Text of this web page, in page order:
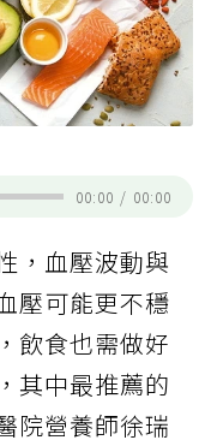
00:00 / 00:00
，血壓波動與
壓可能更不穩
飲食也需做好
其中最推薦的
院營養師徐瑞